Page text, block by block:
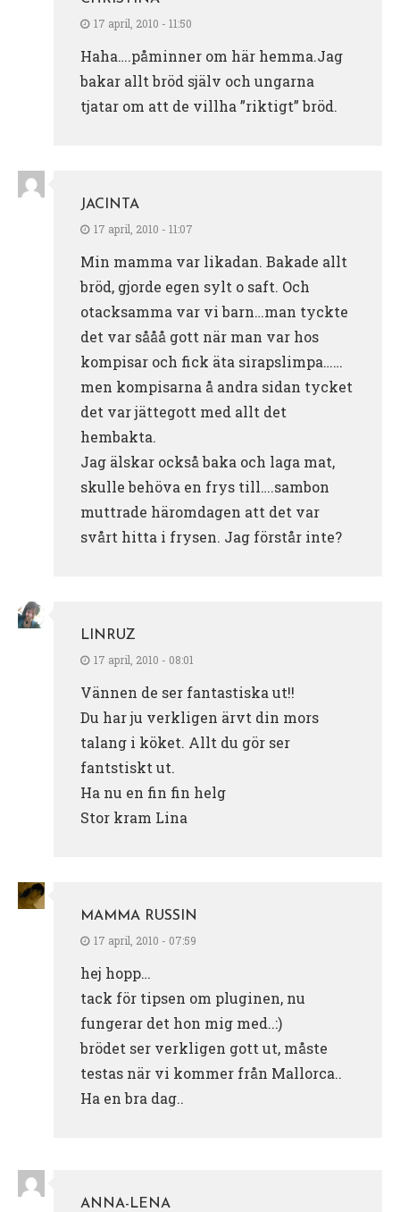
17 april, 2010 - 11:50
Haha….påminner om här hemma.Jag
bakar allt bröd själv och ungarna
tjatar om att de villha ”riktigt” bröd.
JACINTA
17 april, 2010 - 11:07
Min mamma var likadan. Bakade allt
bröd, gjorde egen sylt o saft. Och
otacksamma var vi barn…man tyckte
det var sååå gott när man var hos
kompisar och fick äta sirapslimpa……
men kompisarna å andra sidan tycket
det var jättegott med allt det
hembakta.
Jag älskar också baka och laga mat,
skulle behöva en frys till….sambon
muttrade häromdagen att det var
svårt hitta i frysen. Jag förstår inte?
LINRUZ
17 april, 2010 - 08:01
Vännen de ser fantastiska ut!!
Du har ju verkligen ärvt din mors
talang i köket. Allt du gör ser
fantstiskt ut.
Ha nu en fin fin helg
Stor kram Lina
MAMMA RUSSIN
17 april, 2010 - 07:59
hej hopp…
tack för tipsen om pluginen, nu
fungerar det hon mig med..:)
brödet ser verkligen gott ut, måste
testas när vi kommer från Mallorca..
Ha en bra dag..
ANNA-LENA